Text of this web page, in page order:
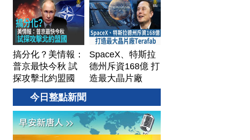
搞分化？美情報：
普京最快今秋 試
探攻擊北約盟國
SpaceX、特斯拉
德州斥資168億 打
造最大晶片廠
Terafab
今日整點新聞